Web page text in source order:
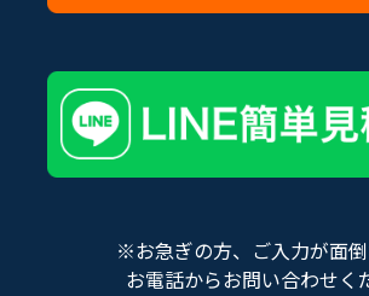
※お急ぎの方、ご入力が面
お電話からお問い合わせく